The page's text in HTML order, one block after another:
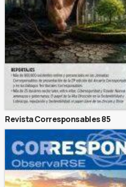
Revista Corresponsables 85